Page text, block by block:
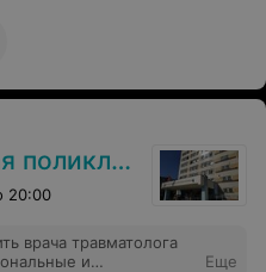
20:00
врача травматолога
и
Еще